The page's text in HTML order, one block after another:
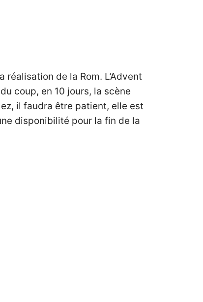
de la Rom. L’Advent
coup, en 10 jours, la scène
il faudra être patient, elle est
disponibilité pour la fin de la